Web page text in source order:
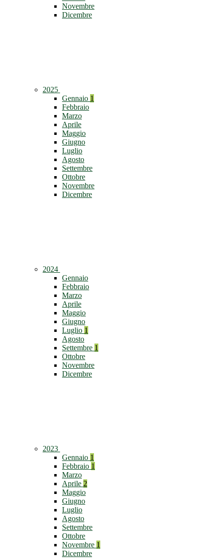
Novembre
Dicembre
2025
Gennaio 1
Febbraio
Marzo
Aprile
Maggio
Giugno
Luglio
Agosto
Settembre
Ottobre
Novembre
Dicembre
2024
Gennaio
Febbraio
Marzo
Aprile
Maggio
Giugno
Luglio 1
Agosto
Settembre 1
Ottobre
Novembre
Dicembre
2023
Gennaio 1
Febbraio 1
Marzo
Aprile 2
Maggio
Giugno
Luglio
Agosto
Settembre
Ottobre
Novembre 1
Dicembre